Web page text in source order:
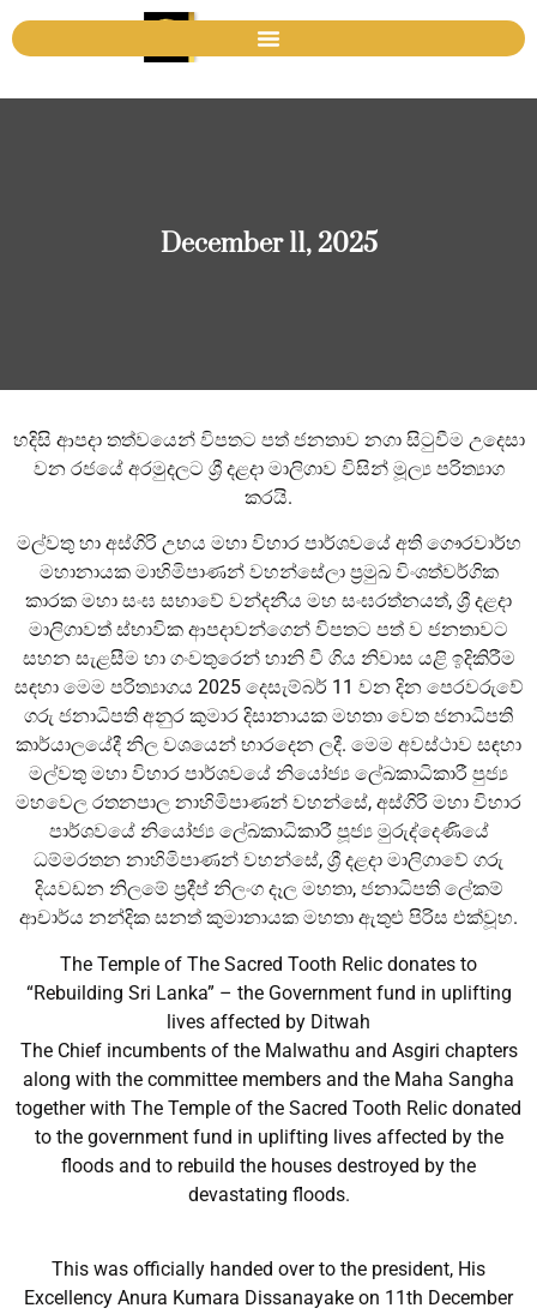
December 11, 2025
හදිසි ආපදා තත්වයෙන් විපතට පත් ජනතාව නගා සිටුවීම උදෙසා
වන රජයේ අරමුදලට ශ්‍රී දළදා මාලිගාව විසින් මූල්‍ය පරිත්‍යාග
කරයි.
මල්වතු හා අස්ගිරි උභය මහා විහාර පාර්ශවයේ අති ගෞරවාර්හ
මහානායක මාහිමිපාණන් වහන්සේලා ප්‍රමුඛ විංශත්වර්ගික
කාරක මහා සංඝ සභාවේ වන්දනීය මහ සංඝරත්නයත්, ශ්‍රී දළදා
මාලිගාවත් ස්භාවික ආපදාවන්ගෙන් විපතට පත් ව ජනතාවට
සහන සැළසීම හා ගංවතුරෙන් හානි වී ගිය නිවාස යළි ඉදිකිරීම
සඳහා මෙම පරිත්‍යාගය 2025 දෙසැම්බර් 11 වන දින පෙරවරුවේ
ගරු ජනාධිපති අනුර කුමාර දිසානායක මහතා වෙත ජනාධිපති
කාර්යාලයේදී නිල වශයෙන් භාරදෙන ලදී. මෙම අවස්ථාව සඳහා
මල්වතු මහා විහාර පාර්ශවයේ නියෝජ්‍ය ලේඛකාධිකාරී පුජ්‍ය
මහවෙල රතනපාල නාහිමිපාණන් වහන්සේ, අස්ගිරි මහා විහාර
පාර්ශවයේ නියෝජ්‍ය ලේඛකාධිකාරී පූජ්‍ය මුරුද්දෙණියේ
ධම්මරතන නාහිමිපාණන් වහන්සේ, ශ්‍රී දළදා මාලිගාවේ ගරු
දියවඩන නිලමේ ප්‍රදීප් නිලංග දෑල මහතා, ජනාධිපති ලේකම්
ආචාර්ය නන්දික සනත් කුමානායක මහතා ඇතුළු පිරිස එක්වූහ.
The Temple of The Sacred Tooth Relic donates to
“Rebuilding Sri Lanka” – the Government fund in uplifting
lives affected by Ditwah
The Chief incumbents of the Malwathu and Asgiri chapters
along with the committee members and the Maha Sangha
together with The Temple of the Sacred Tooth Relic donated
to the government fund in uplifting lives affected by the
floods and to rebuild the houses destroyed by the
devastating floods.
This was officially handed over to the president, His
Excellency Anura Kumara Dissanayake on 11th December